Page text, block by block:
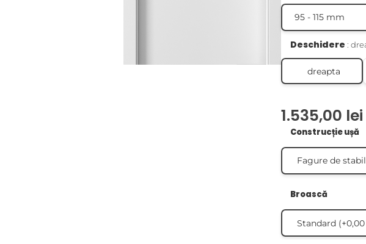
Deschidere
dreapta
1.535,00 lei
Construcție ușă
Broască